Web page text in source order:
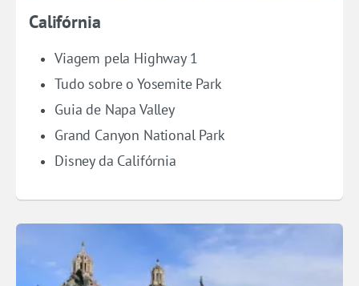
Califórnia
Viagem pela Highway 1
Tudo sobre o Yosemite Park
Guia de Napa Valley
Grand Canyon National Park
Disney da Califórnia